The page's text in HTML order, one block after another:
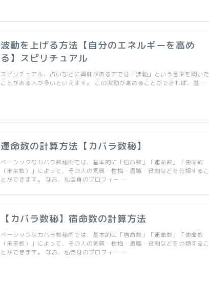
波動を上げる方法【自分のエネルギーを高め
る】スピリチュアル
スピリチュアル、占いなどに興味がある方では「波動」という言葉を聞いた
ことがある人が多いといえます。 この波動が高めることができれば、基 …
運命数の計算方法【カバラ数秘】
ベーシックなカバラ数秘術では、基本的に「宿命数」「運命数」「使命数
（未来数）」によって、その人の気質・性格・適職・役割などを分類するこ
とができます。 なお、私自身のプロフィー …
【カバラ数秘】宿命数の計算方法
ベーシックなカバラ数秘術では、基本的に「宿命数」「運命数」「使命数
（未来数）」によって、その人の気質・性格・適職・役割などを分類するこ
とができます。 なお、私自身のプロフィー …